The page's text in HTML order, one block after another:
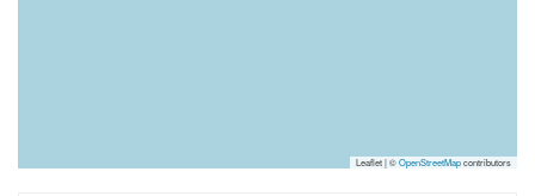
Leaflet | ©OpenStreetMapcontributors